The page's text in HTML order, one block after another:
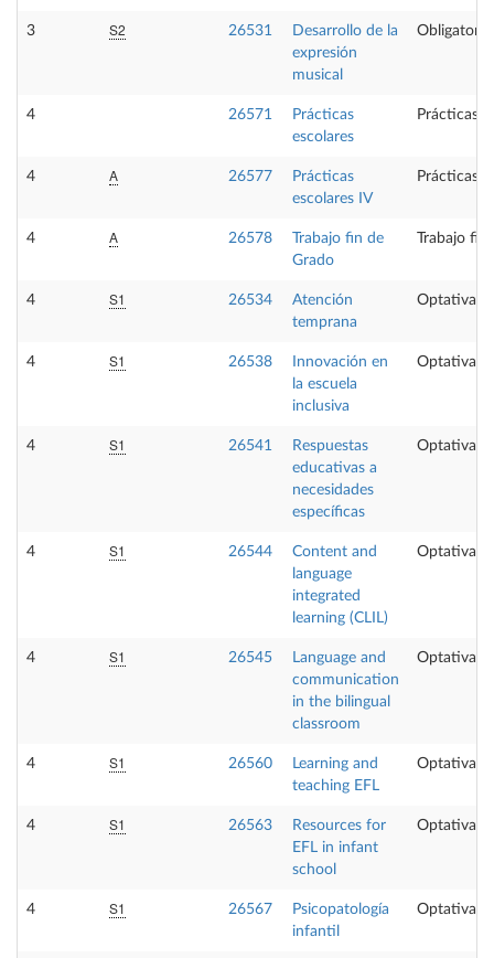
3 S2 26531
Desarrollo de la
expresión
musical
Obligatoria
4 26571
Prácticas
escolares
Prácticas
4 A 26577
Prácticas
escolares IV
Prácticas
4 A 26578
Trabajo fin de
Grado
Trabajo fin
4 S1 26534
Atención
temprana
Optativa
4 S1 26538
Innovación en
la escuela
inclusiva
Optativa
4 S1 26541
Respuestas
educativas a
necesidades
específicas
Optativa
4 S1 26544
Content and
language
integrated
learning (CLIL)
Optativa
4 S1 26545
Language and
communication
in the bilingual
classroom
Optativa
4 S1 26560
Learning and
teaching EFL
Optativa
4 S1 26563
Resources for
EFL in infant
school
Optativa
4 S1 26567
Psicopatología
infantil
Optativa